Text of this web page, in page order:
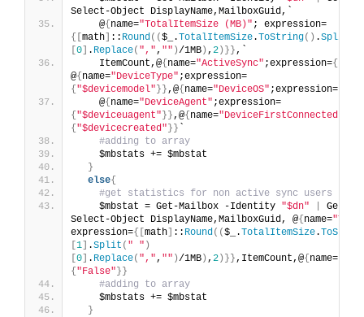
Select-Object DisplayName,MailboxGuid,`
    @
{name="TotalItemSize (MB)" ; expression=
{[math] :: Round (($_.TotalItemSize.ToString() .Split
[0] . Replace( "," , "" )/1MB) , 2)}} ,`
    ItemCount,@
{name="ActiveSync" ;expression={
@{name="DeviceType" ;expression=
{"$devicemodel"}} ,@{name="DeviceOS" ;expression=
    @
{name="DeviceAgent" ;expression=
{"$deviceuagent"}} ,@{name="DeviceFirstConnected"
{"$devicecreated"}} `
#adding to array
    $mbstats += $mbstat
}
else{
#get statistics for non active sync users
    $mbstat = Get-Mailbox -Identity
"$dn"
Get-
Select-Object DisplayName,MailboxGuid, @{name=
expression={[math] :: Round (($_.TotalItemSize.
[1] .Split ( " " )
[0] . Replace( "," , "" )/1MB) , 2)}} ,ItemCount,@{name=
{"False"}}
#adding to array
    $mbstats += $mbstat
}